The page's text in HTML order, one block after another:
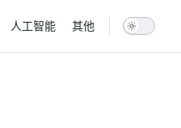
人工智能 其他